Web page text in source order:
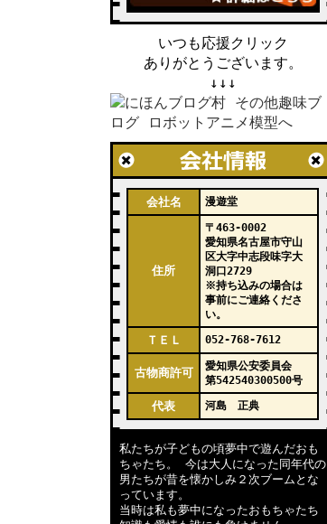
いつも応援クリック
ありがとうございます。
↓↓↓
会社名 漫遊堂
住所
〒463-0002
愛知県名古屋市守山
区大字中志段味字大
洞口2729
※持ち込みの場合は
事前にご連絡くださ
い。
ＴＥＬ 052-768-7612
古物商許可
愛知県公安委員会
第542540300500号
代表 河島 正典
私たちが子どもの頃夢中で遊んだおも
ちゃたち。 今は大人になった同年代の
男たちが昔を懐かしみ２次ブームとな
っています。
当時は私も夢中になったおもちゃたち